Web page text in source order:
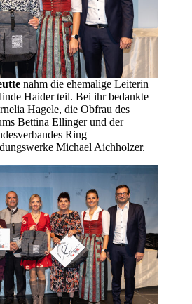
nahm die ehemalige Leiterin
Haider teil. Bei ihr bedankte
Hagele, die Obfrau des
Bettina Ellinger und der
Ring
Michael Aichholzer.